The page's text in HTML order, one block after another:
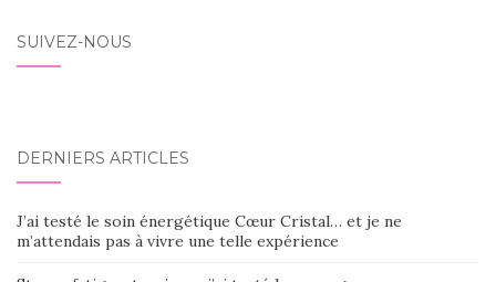
SUIVEZ-NOUS
DERNIERS ARTICLES
J’ai testé le soin énergétique Cœur Cristal… et je ne
m’attendais pas à vivre une telle expérience